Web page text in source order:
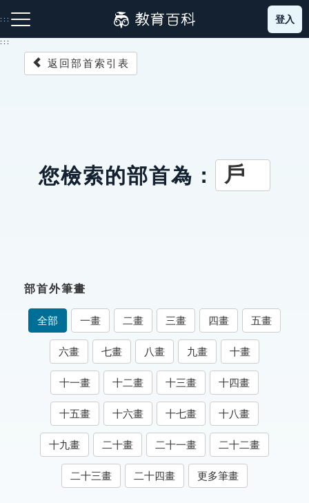
到
主
:::
成語故事
索引選單
知識索引
單字索引
生命大百科索引
遊戲專區
登入
:::
返回部首索引表
您檢索的部首為： 戶
部首外筆畫
全部 一畫 二畫 三畫 四畫 五畫
六畫 七畫 八畫 九畫 十畫
十一畫 十二畫 十三畫 十四畫
十五畫 十六畫 十七畫 十八畫
十九畫 二十畫 二十一畫 二十二畫
二十三畫 二十四畫 更多筆畫